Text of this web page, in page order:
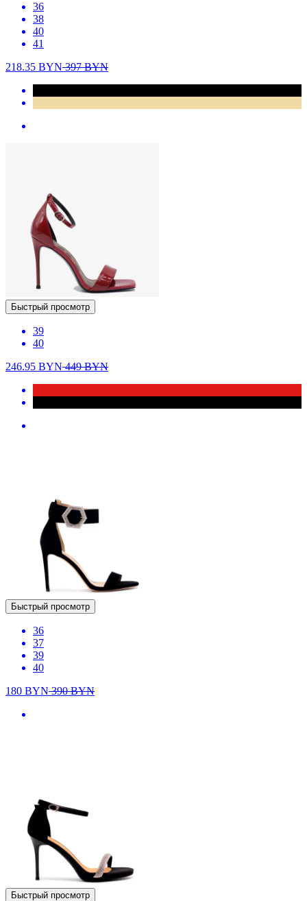
36
38
40
41
218.35 BYN397BYN
Быстрый просмотр
39
40
246.95 BYN449BYN
Быстрый просмотр
36
37
39
40
180 BYN390BYN
Быстрый просмотр